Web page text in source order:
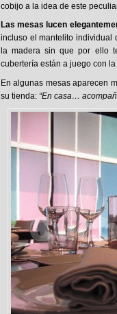
cobijo a la idea de este
Las mesas lucen
incluso el mantelito individual
la madera sin que por ello
cubertería están a juego con
En algunas mesas aparecen
su tienda: “En casa…